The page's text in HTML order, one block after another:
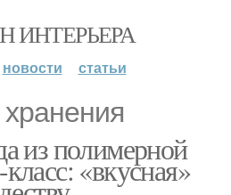
ИНТЕРЬЕРА
новости статьи
из полимерной
«вкусная»